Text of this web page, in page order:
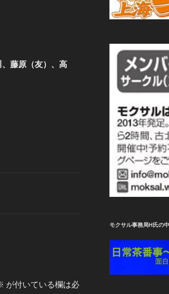
藤原（友）、高
が付いている欄は必
モクサル事務局H氏の